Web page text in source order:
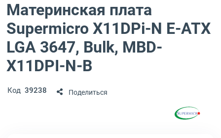
Материнская плата
Supermicro X11DPi-N E-ATX
LGA 3647, Bulk, MBD-
X11DPI-N-B
Код 39238 Поделиться